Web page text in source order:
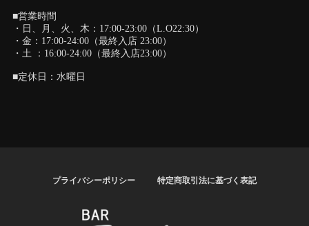
■営業時間
・日、月、火、木：17:00-23:00（L.O22:30）
・金：17:00-24:00（最終入店 23:00）
・土 ：16:00-24:00（最終入店23:00）
■定休日：水曜日
プライバシーポリシー 特定商取引法に基づく表記